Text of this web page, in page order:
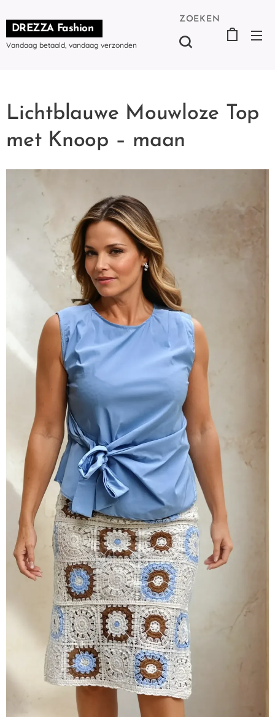
DREZZA Fashion
Vandaag betaald, vandaag verzonden
ZOEKEN
Lichtblauwe Mouwloze Top
met Knoop – maan